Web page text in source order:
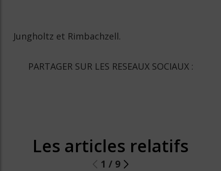
Jungholtz et Rimbachzell.
PARTAGER SUR LES RESEAUX SOCIAUX :
Les articles relatifs
1 / 9